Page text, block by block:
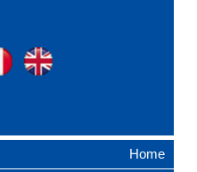
Ita
Home